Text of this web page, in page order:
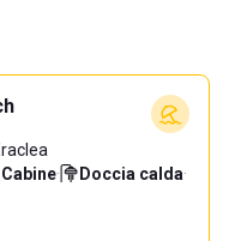
Cabine· Doccia calda·